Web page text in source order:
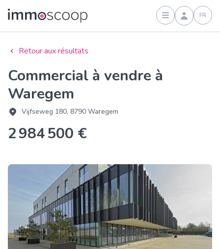
Connexion
FR
Retour aux résultats
Commercial à vendre à
Waregem
Vijfseweg 180, 8790 Waregem
2 984 500 €